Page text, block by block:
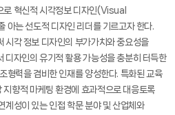
로 혁신적 시각정보 디자인(Visual
는 선도적 디자인 리더를 기르고자 한다.
시각 정보 디자인의 부가가치와 중요성을
디자인의 유기적 활용 가능성을 충분히 터득한
형력을 겸비한 인재를 양성한다. 특화된 교육
향적 마케팅 환경에 효과적으로 대응토록
계성이 있는 인접 학문 분야 및 산업체와